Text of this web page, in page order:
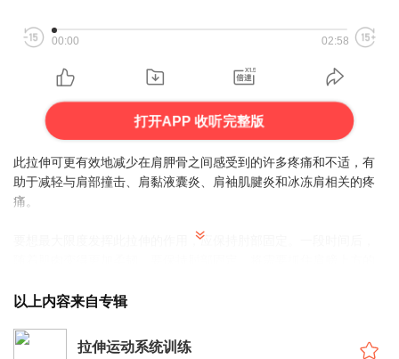
00:00 02:58
打开APP 收听完整版
此拉伸可更有效地减少在肩胛骨之间感受到的许多疼痛和不适，有
助于减轻与肩部撞击、肩黏液囊炎、肩袖肌腱炎和冰冻肩相关的疼
痛。
要想最大限度发挥此拉伸的作用，应保持肘部固定。一段时间后，
伸会加强。
以上内容来自专辑
拉伸运动系统训练